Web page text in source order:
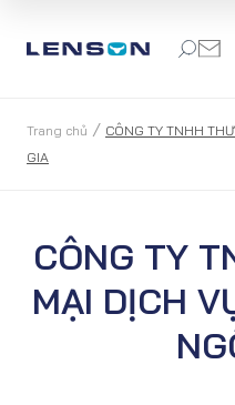
Trang chủ / CÔNG TY TNHH
GIA
CÔNG TY
MẠI DỊCH